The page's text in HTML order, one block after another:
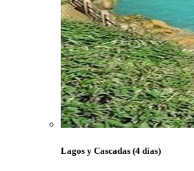
Lagos y Cascadas (4 días)